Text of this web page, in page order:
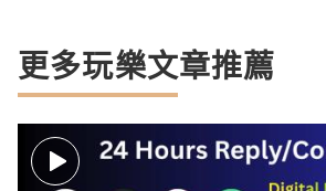
更多玩樂文章推薦